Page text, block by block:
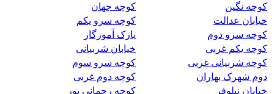
کوچه نگین
کوچه جهان
خیابان عدالت
کوچه سرو یکم
کوچه سرو دوم
پارک آموزگار
کوچه یکم غربی
خیابان شربیانی
کوچه شربیانی غربی
کوچه سرو سوم
دوم شهرک بهاران
کوچه دوم غربی
خیابان نیلوفر
کوچه رحمانی پور